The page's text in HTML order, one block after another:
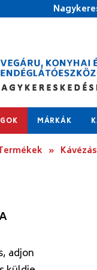
MÁRKÁK
»
adjon